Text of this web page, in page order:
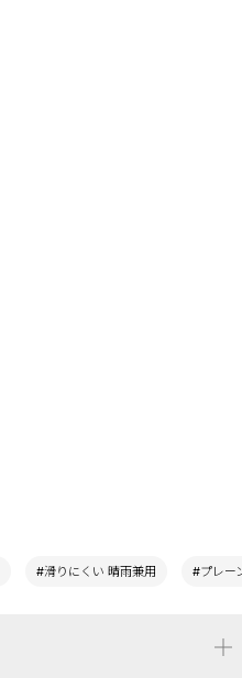
#滑りにくい 晴雨兼用 #プレー